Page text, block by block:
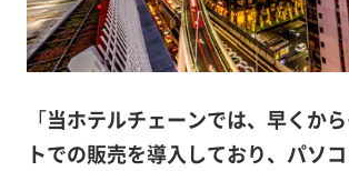
「当ホテルチェーンでは、早くか
トでの販売を導入しており、パソ